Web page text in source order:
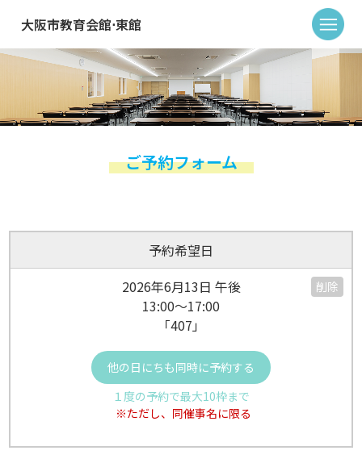
大阪市教育会館⋅東館
ご予約フォーム
予約希望日
2026年6月13日 午後
13:00～17:00
「407」
削除
他の日にちも同時に予約する
１度の予約で最大10枠まで
※ただし、同催事名に限る